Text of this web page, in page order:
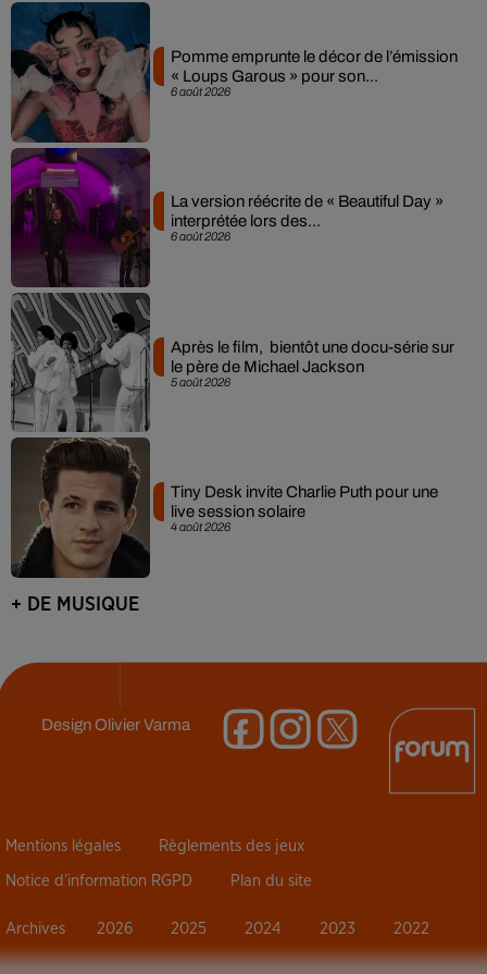
6 août 2026
Pomme emprunte le décor de l’émission
« Loups Garous » pour son...
6 août 2026
La version réécrite de « Beautiful Day »
interprétée lors des...
5 août 2026
Après le film, bientôt une docu-série sur
le père de Michael Jackson
4 août 2026
Tiny Desk invite Charlie Puth pour une
live session solaire
+ DE MUSIQUE
DesignOlivier Varma
Mentions légales Règlements des jeux
Notice d’information RGPD Plan du site
Archives 2026 2025 2024 2023 2022